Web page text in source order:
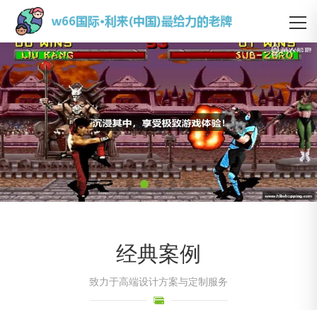
经典案例
致力于高端设计方案与定制服务